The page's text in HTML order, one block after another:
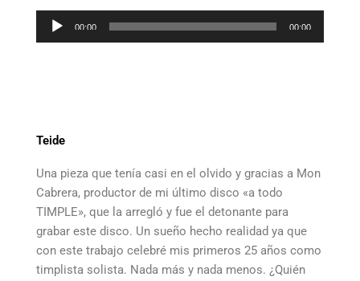
Reproductor
00:00 00:00
Teide
Una pieza que tenía casi en el olvido y gracias a Mon
Cabrera, productor de mi último disco «a todo
TIMPLE», que la arregló y fue el detonante para
grabar este disco. Un sueño hecho realidad ya que
con este trabajo celebré mis primeros 25 años como
timplista solista. Nada más y nada menos. ¿Quién